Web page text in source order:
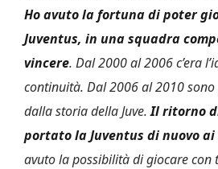
Ho avuto la fortuna di poter
Juventus, in una squadra
vincere. Dal 2000 al 2006 c’era
continuità. Dal 2006 al 2010
dalla storia della Juve.Il ritorno
portato la Juventus di nuovo
avuto la possibilità di giocare con